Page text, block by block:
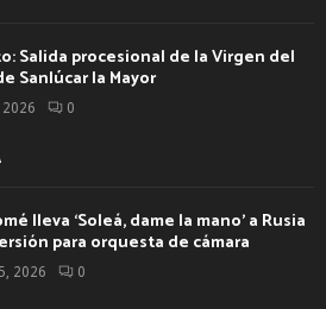
Salida procesional de la Virgen del
Sanlúcar la Mayor
0
lleva ‘Soleá, dame la mano’ a Rusia
para orquesta de cámara
2026 0